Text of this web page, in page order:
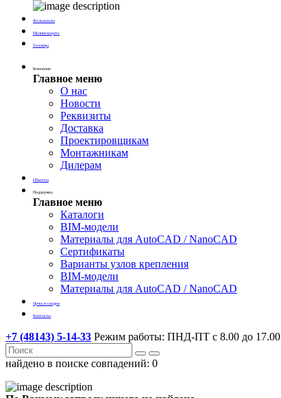
Фальшполы
Молниезащита
Теплицы
Компания
Главное меню
О нас
Новости
Реквизиты
Доставка
Проектировщикам
Монтажникам
Дилерам
Объекты
Поддержка
Главное меню
Каталоги
BIM-модели
Материалы для AutoCAD / NanoCAD
Сертификаты
Варианты узлов крепления
BIM-модели
Материалы для AutoCAD / NanoCAD
Цены и скидки
Контакты
+7 (48143) 5-14-33 Режим работы: ПНД-ПТ с 8.00 до 17.00
найдено в поиске совпадений: 0